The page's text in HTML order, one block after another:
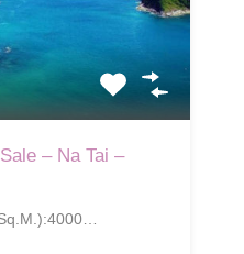
– Na Tai –